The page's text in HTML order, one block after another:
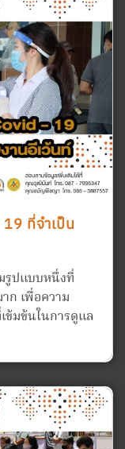
ที่จำเป็น
รูปแบบหนึ่งที่
ก เพื่อความ
ข้มข้นในการดูแล